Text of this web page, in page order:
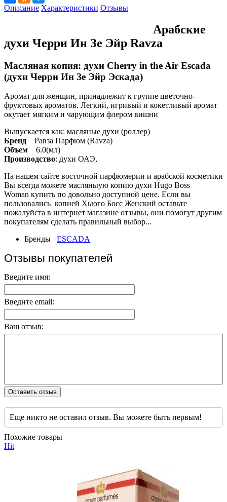
Описание Характеристики Отзывы
Арабские
духи Черри Ин Зе Эйр Ravza
Масляная копия: духи Cherry in the Air Escada
(духи Черри Ин Зе Эйр Эскада)
Аромат для женщин, принадлежит к группе цветочно-
фруктовых ароматов. Легкий, игривый и кокетливый аромат
окутает мягким и чарующим флером вишни
Выпускается как: масляные духи (роллер)
Бренд Равза Парфюм (Ravza)
Объем
6.0(мл)
Производство: духи ОАЭ,
На нашем сайте восточной парфюмерии и арабской косметики
Вы всегда можете масляныую копию духи Hugo Boss
Woman купить по довольно доступной цене. Если вы
пользовались копией Хьюго Босс Женский оставьте
пожалуйста в интернет магазине отзывы, они помогут другим
покупателям сделать правильный выбор...
Бренды
ESCADA
Отзывы покупателей
Введите имя:
Введите email:
Ваш отзыв:
Оставить отзыв
Еще никто не оставил отзыв. Вы можете быть первым!
Похожие товары
Hit